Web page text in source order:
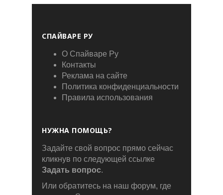
СПАЙВАРЕ РУ
О Спайваре Ру
Контакты
Реклама на сайте
Политика конфиденциальности
Правила использования
НУЖНА ПОМОЩЬ?
Задайте свой вопрос прямо сейчас
кликнув по следующей ссылке
Задать вопрос.
Или обратитесь на наш форум, где